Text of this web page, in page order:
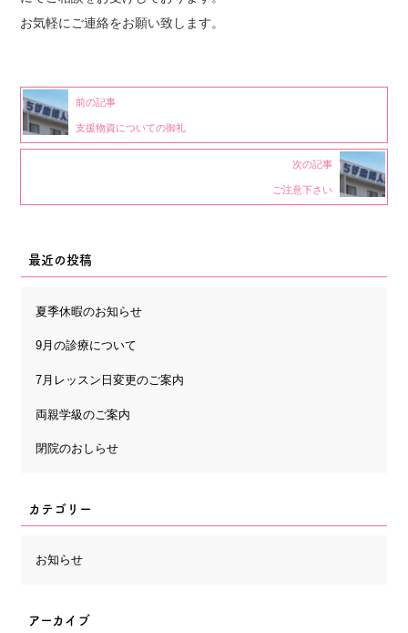
お気軽にご連絡をお願い致します。
前の記事
支援物資についての御礼
次の記事
ご注意下さい
最近の投稿
夏季休暇のお知らせ
9月の診療について
7月レッスン日変更のご案内
両親学級のご案内
閉院のおしらせ
カテゴリー
お知らせ
アーカイブ